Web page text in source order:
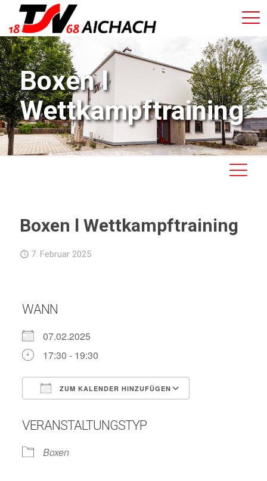
Boxen l
Wettkampftraining
Boxen l Wettkampftraining
7. Februar 2025
WANN
07.02.2025
17:30 - 19:30
ZUM KALENDER HINZUFÜGEN
VERANSTALTUNGSTYP
Boxen